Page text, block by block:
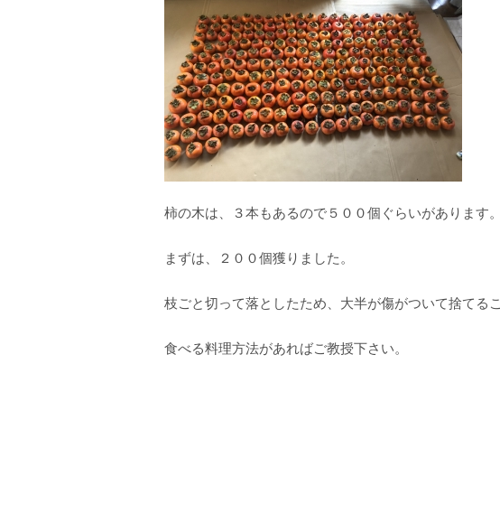
柿の木は、３本もあるので５００個ぐらいがあります。
まずは、２００個獲りました。
枝ごと切って落としたため、大半が傷がついて捨てる
食べる料理方法があればご教授下さい。